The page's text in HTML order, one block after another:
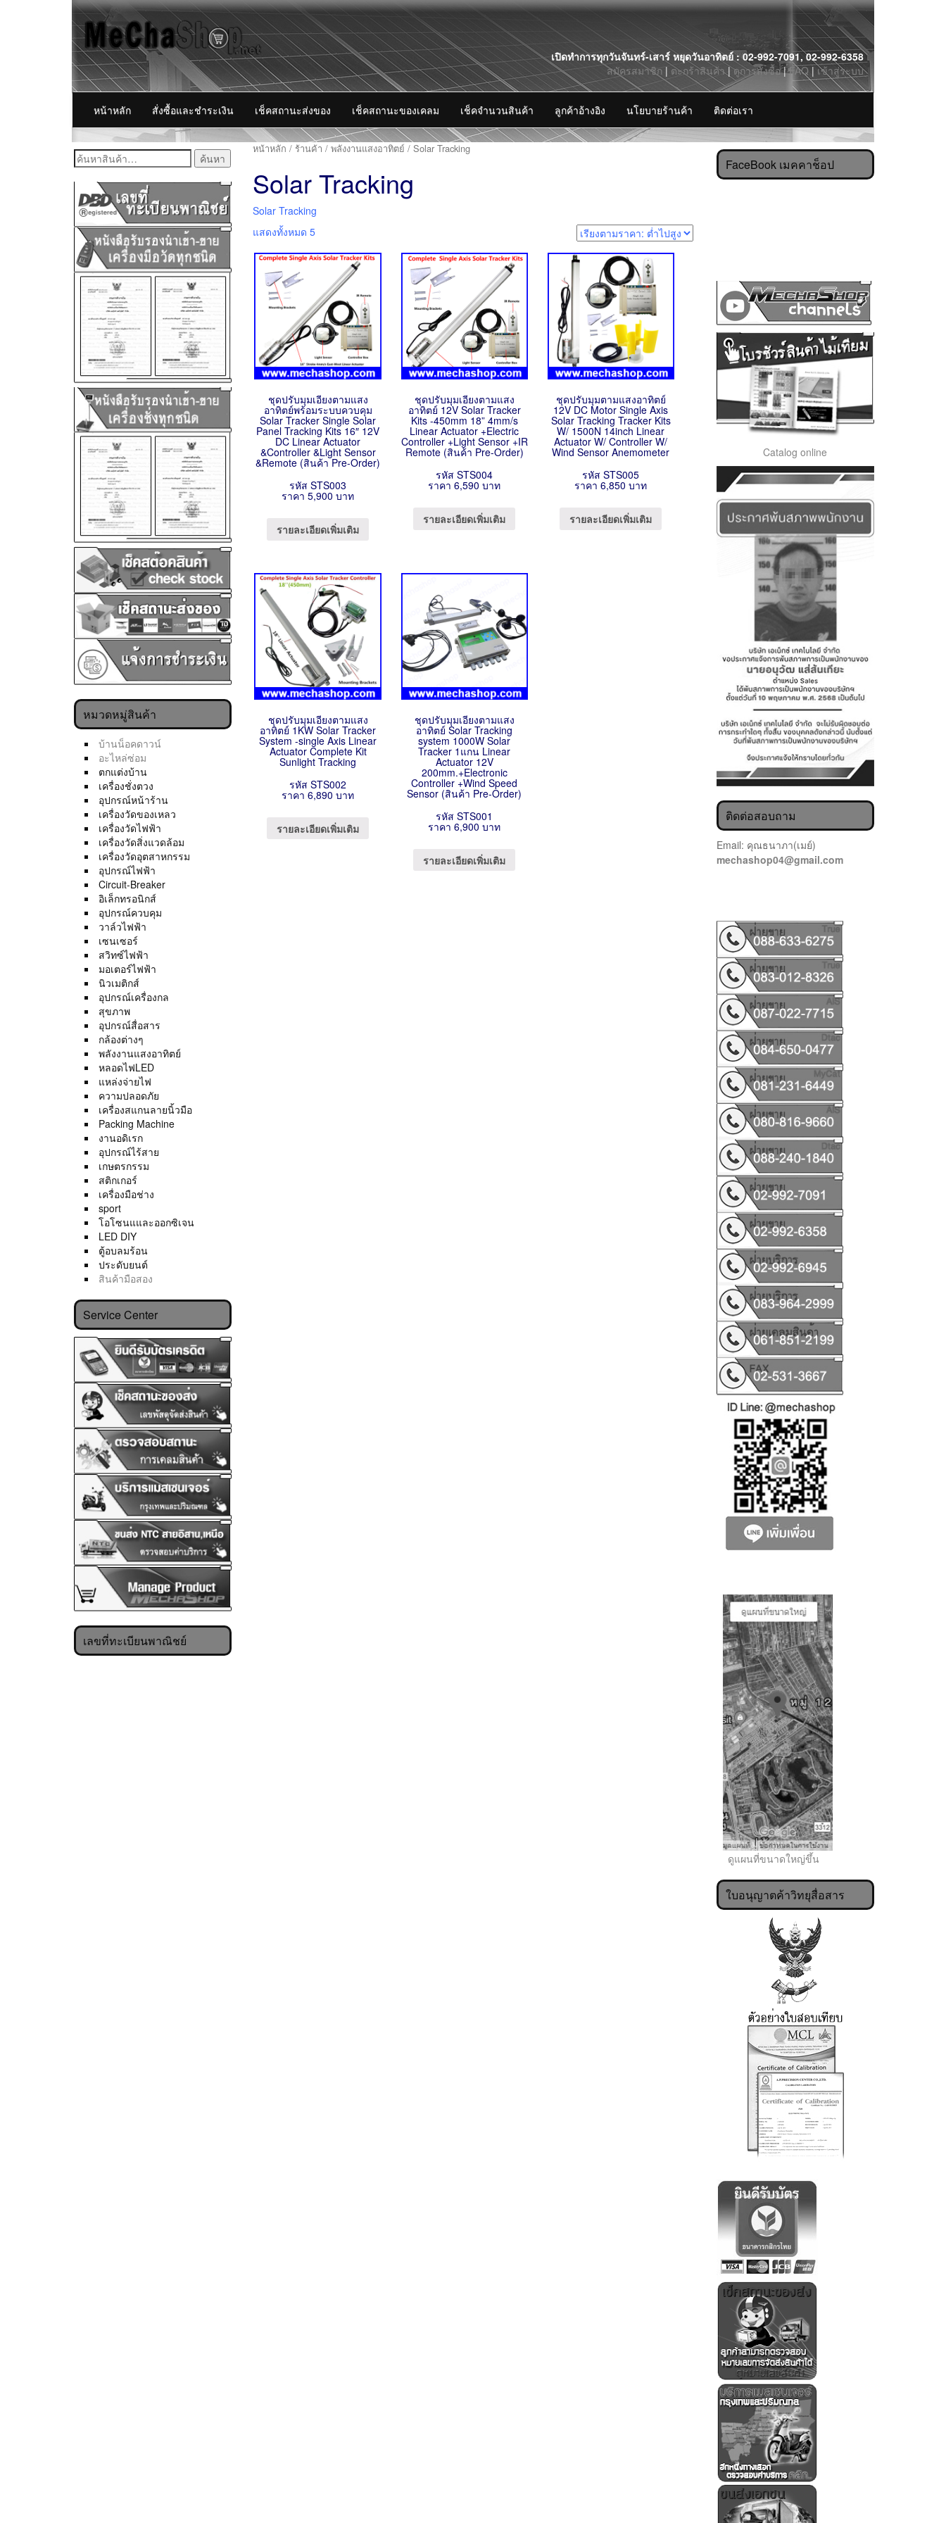
Skip
to
content
เปิดทำการทุกวันจันทร์-เสาร์ หยุดวันอาทิตย์ : 02-992-7091, 02-992-6358
สมัครสมาชิก | ตะกร้าสินค้า|ดูการสั่งซื้อ|FAQ | เข้าสู่ระบบ
หน้าหลัก สั่งซื้อและชำระเงิน เช็คสถานะส่งของ เช็คสถานะของเคลม เช็คจำนวนสินค้า ลูกค้าอ้างอิง นโยบายร้านค้า ติดต่อเรา
ค้นหา:
หมวดหมู่สินค้า
บ้านน็อคดาวน์
อะไหล่ซ่อม
ตกแต่งบ้าน
เครื่องชั่งตวง
อุปกรณ์หน้าร้าน
เครื่องวัดของเหลว
เครื่องวัดไฟฟ้า
เครื่องวัดสิ่งแวดล้อม
เครื่องวัดอุตสาหกรรม
อุปกรณ์ไฟฟ้า
Circuit-Breaker
อิเล็กทรอนิกส์
อุปกรณ์ควบคุม
วาล์วไฟฟ้า
เซนเซอร์
สวิทซ์ไฟฟ้า
มอเตอร์ไฟฟ้า
นิวเมติกส์
อุปกรณ์เครื่องกล
สุขภาพ
อุปกรณ์สื่อสาร
กล้องต่างๆ
พลังงานแสงอาทิตย์
หลอดไฟLED
แหล่งจ่ายไฟ
ความปลอดภัย
เครื่องสแกนลายนิ้วมือ
Packing Machine
งานอดิเรก
อุปกรณ์ไร้สาย
เกษตรกรรม
สติกเกอร์
เครื่องมือช่าง
sport
โอโซนแและออกซิเจน
LED DIY
ตู้อบลมร้อน
ประดับยนต์
สินค้ามือสอง
Service Center
เลขที่ทะเบียนพาณิชย์
หน้าหลัก / ร้านค้า /พลังงานแสงอาทิตย์ / Solar Tracking
Solar Tracking
Solar Tracking
แสดงทั้งหมด 5
ชุดปรับมุมเอียงตามแสง
อาทิตย์พร้อมระบบควบคุม
Solar Tracker Single Solar
Panel Tracking Kits 16″ 12V
DC Linear Actuator
&Controller &Light Sensor
&Remote (สินค้า Pre-Order)
รหัส STS003
ราคา 5,900 บาท
รายละเอียดเพิ่มเติม
ชุดปรับมุมเอียงตามแสง
อาทิตย์ 12V Solar Tracker
Kits -450mm 18” 4mm/s
Linear Actuator +Electric
Controller +Light Sensor +IR
Remote (สินค้า Pre-Order)
รหัส STS004
ราคา 6,590 บาท
รายละเอียดเพิ่มเติม
ชุดปรับมุมตามแสงอาทิตย์
12V DC Motor Single Axis
Solar Tracking Tracker Kits
W/ 1500N 14inch Linear
Actuator W/ Controller W/
Wind Sensor Anemometer
รหัส STS005
ราคา 6,850 บาท
รายละเอียดเพิ่มเติม
ชุดปรับมุมเอียงตามแสง
อาทิตย์ 1KW Solar Tracker
System -single Axis Linear
Actuator Complete Kit
Sunlight Tracking
รหัส STS002
ราคา 6,890 บาท
รายละเอียดเพิ่มเติม
ชุดปรับมุมเอียงตามแสง
อาทิตย์ Solar Tracking
system 1000W Solar
Tracker 1แกน Linear
Actuator 12V
200mm.+Electronic
Controller +Wind Speed
Sensor (สินค้า Pre-Order)
รหัส STS001
ราคา 6,900 บาท
รายละเอียดเพิ่มเติม
FaceBook เมคคาช็อป
Catalog online
ติดต่อสอบถาม
Email: คุณธนาภา(เมย์)
mechashop04@gmail.com
ดูแผนที่ขนาดใหญ่ขึ้น
ใบอนุญาตค้าวิทยุสื่อสาร